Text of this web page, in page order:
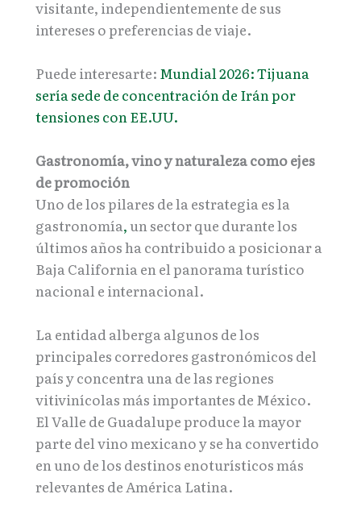
visitante, independientemente de sus
intereses o preferencias de viaje.
Puede interesarte: Mundial 2026: Tijuana
sería sede de concentración de Irán por
tensiones con EE.UU.
Gastronomía, vino y naturaleza como ejes
de promoción
Uno de los pilares de la estrategia es la
gastronomía, un sector que durante los
últimos años ha contribuido a posicionar a
Baja California en el panorama turístico
nacional e internacional.
La entidad alberga algunos de los
principales corredores gastronómicos del
país y concentra una de las regiones
vitivinícolas más importantes de México.
El Valle de Guadalupe produce la mayor
parte del vino mexicano y se ha convertido
en uno de los destinos enoturísticos más
relevantes de América Latina.